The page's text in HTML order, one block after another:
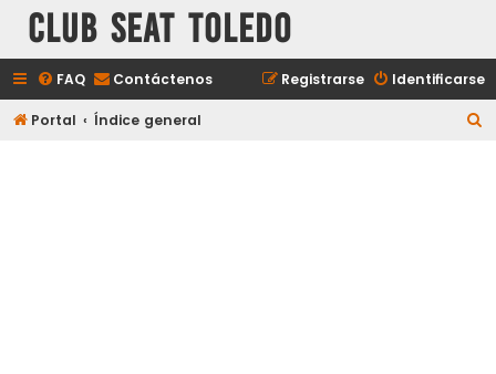
Club Seat Toledo
FAQ Contáctenos Identificarse
Registrarse
Portal Índice general